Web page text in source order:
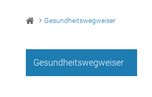
Gesundheitswegweiser
Gesundheitswegweiser